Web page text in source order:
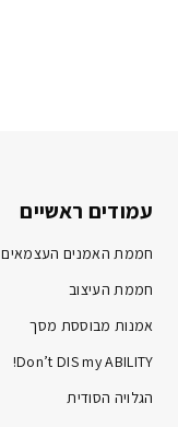
עמודים ראשיים
חממת האמנים העצמאים
חממת העיצוב
אמנות מבוססת מסך
Don’t DIS my ABILITY!
הגלויה הסודית